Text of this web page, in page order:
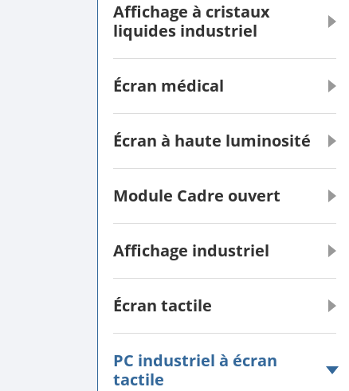
Affichage à cristaux
liquides industriel
Écran médical
Écran à haute luminosité
Module Cadre ouvert
Affichage industriel
Écran tactile
PC industriel à écran
tactile